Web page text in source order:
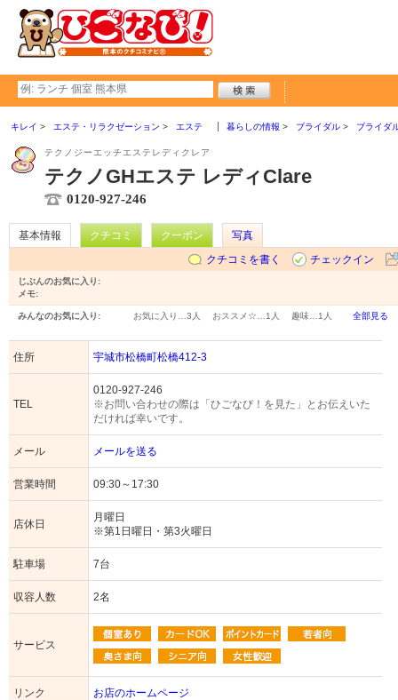
キレイ エステ・リラクゼーション エステ 暮らしの情報 ブライダル ブライダ
テクノジーエッチエステレディクレア
テクノGHエステ レディClare
0120-927-246
基本情報 クチコミ クーポン
写真
クチコミを書く
チェックイン
じぶんのお気に入り:
メモ:
みんなのお気に入り: お気に入り… 3人 おススメ☆… 1人 趣味… 1人 全部見る
住所 宇城市松橋町松橋412-3
TEL
0120-927-246
※お問い合わせの際は「ひごなび！を見た」とお伝えいた
だければ幸いです。
メール メールを送る
営業時間 09:30～17:30
店休日
月曜日
※第1日曜日・第3火曜日
駐車場 7台
収容人数 2名
サービス
リンク お店のホームページ